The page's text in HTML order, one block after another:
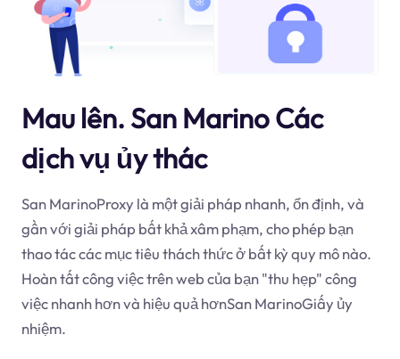
Mau lên. San Marino Các
dịch vụ ủy thác
San MarinoProxy là một giải pháp nhanh, ổn định, và
gần với giải pháp bất khả xâm phạm, cho phép bạn
thao tác các mục tiêu thách thức ở bất kỳ quy mô nào.
Hoàn tất công việc trên web của bạn "thu hẹp" công
việc nhanh hơn và hiệu quả hơnSan MarinoGiấy ủy
nhiệm.